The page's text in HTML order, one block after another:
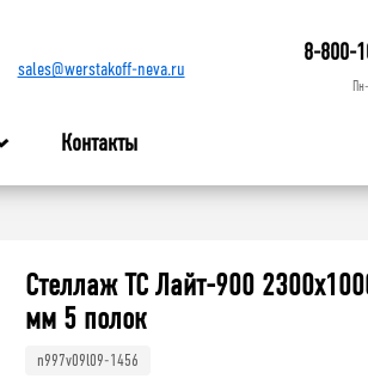
sales@werstakoff-neva.ru
8-800-
Контакты
Стеллаж ТС Лайт-900
мм 5 полок
n997v09l09-1456